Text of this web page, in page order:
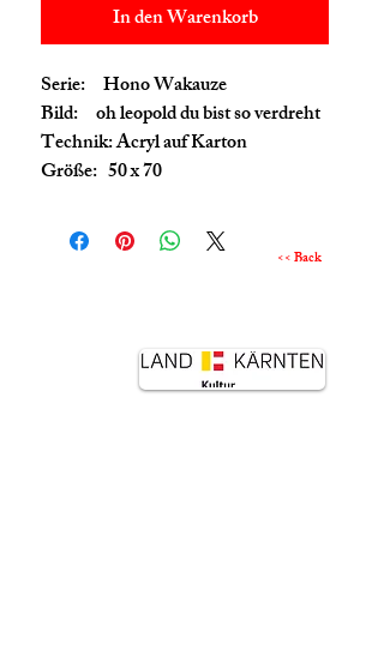
In den Warenkorb
Serie: Hono Wakauze
Bild: oh leopold du bist so verdreht
Technik: Acryl auf Karton
Größe: 50 x 70
<< Back